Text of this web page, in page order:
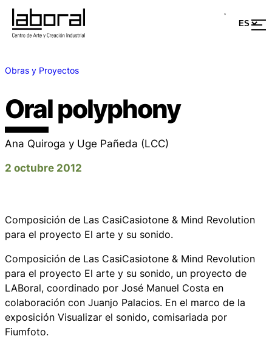
Obras y Proyectos
Oral polyphony
Ana Quiroga y Uge Pañeda (LCC)
2 octubre 2012
Composición de Las CasiCasiotone & Mind Revolution
para el proyecto El arte y su sonido.
Composición de Las CasiCasiotone & Mind Revolution
para el proyecto El arte y su sonido, un proyecto de
LABoral, coordinado por José Manuel Costa en
colaboración con Juanjo Palacios. En el marco de la
exposición Visualizar el sonido, comisariada por
Fiumfoto.